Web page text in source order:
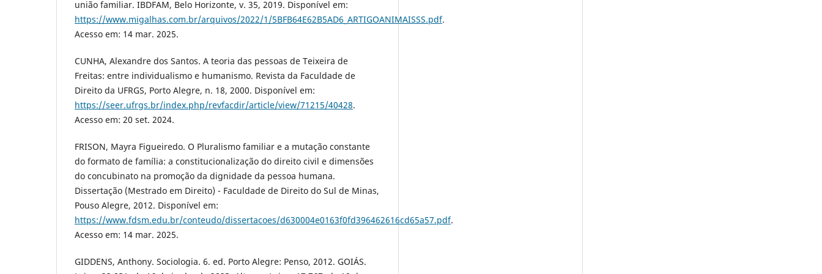
união familiar. IBDFAM, Belo Horizonte, v. 35, 2019. Disponível em:
https://www.migalhas.com.br/arquivos/2022/1/5BFB64E62B5AD6_ARTIGOANIMAISSS.pdf.
Acesso em: 14 mar. 2025.
CUNHA, Alexandre dos Santos. A teoria das pessoas de Teixeira de
Freitas: entre individualismo e humanismo. Revista da Faculdade de
Direito da UFRGS, Porto Alegre, n. 18, 2000. Disponível em:
https://seer.ufrgs.br/index.php/revfacdir/article/view/71215/40428.
Acesso em: 20 set. 2024.
FRISON, Mayra Figueiredo. O Pluralismo familiar e a mutação constante
do formato de família: a constitucionalização do direito civil e dimensões
do concubinato na promoção da dignidade da pessoa humana.
Dissertação (Mestrado em Direito) - Faculdade de Direito do Sul de Minas,
Pouso Alegre, 2012. Disponível em:
https://www.fdsm.edu.br/conteudo/dissertacoes/d630004e0163f0fd396462616cd65a57.pdf.
Acesso em: 14 mar. 2025.
GIDDENS, Anthony. Sociologia. 6. ed. Porto Alegre: Penso, 2012. GOIÁS.